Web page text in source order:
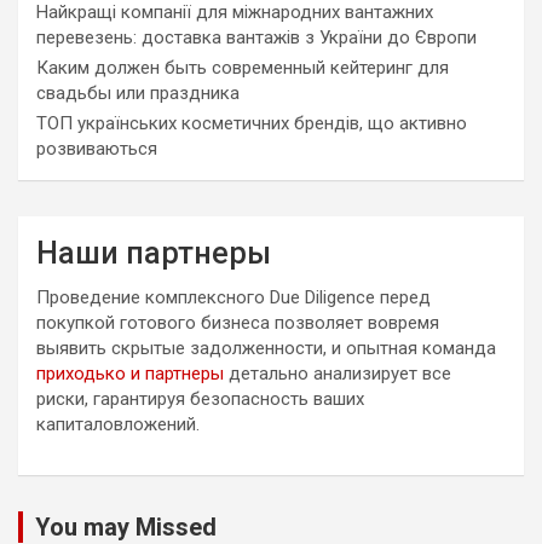
Найкращі компанії для міжнародних вантажних
перевезень: доставка вантажів з України до Європи
Каким должен быть современный кейтеринг для
свадьбы или праздника
ТОП українських косметичних брендів, що активно
розвиваються
Наши партнеры
Проведение комплексного Due Diligence перед
покупкой готового бизнеса позволяет вовремя
выявить скрытые задолженности, и опытная команда
приходько и партнеры детально анализирует все
риски, гарантируя безопасность ваших
капиталовложений.
You may Missed